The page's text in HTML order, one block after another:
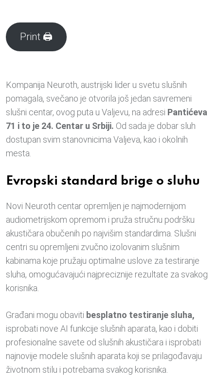
Print 🖨
Kompanija Neuroth, austrijski lider u svetu slušnih
pomagala, svečano je otvorila još jedan savremeni
slušni centar, ovog puta u Valjevu, na adresi Pantićeva
71 i to je 24. Centar u Srbiji. Od sada je dobar sluh
dostupan svim stanovnicima Valjeva, kao i okolnih
mesta.
Evropski standard brige o sluhu
Novi Neuroth centar opremljen je najmodernijom
audiometrijskom opremom i pruža stručnu podršku
akustičara obučenih po najvišim standardima. Slušni
centri su opremljeni zvučno izolovanim slušnim
kabinama koje pružaju optimalne uslove za testiranje
sluha, omogućavajući najpreciznije rezultate za svakog
korisnika.
Građani mogu obaviti besplatno testiranje sluha,
isprobati nove AI funkcije slušnih aparata, kao i dobiti
profesionalne savete od slušnih akustičara i isprobati
najnovije modele slušnih aparata koji se prilagođavaju
životnom stilu i potrebama svakog korisnika.